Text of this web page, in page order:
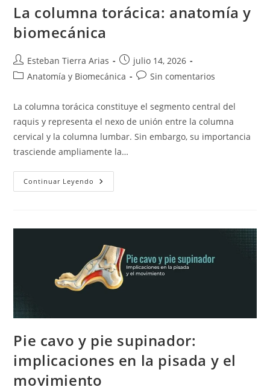
La columna torácica: anatomía y
biomecánica
Autor
de
Esteban Tierra Arias
Publicación
de
julio 14, 2026
Categoría
la
Anatomía y Biomecánica
Comentarios
entrada:
Sin comentarios
La columna torácica constituye el segmento central del
raquis y representa el nexo de unión entre la columna
cervical y la columna lumbar. Sin embargo, su importancia
trasciende ampliamente la…
Continuar Leyendo La
Columna
Pie cavo y pie supinador:
implicaciones en la pisada y el
movimiento